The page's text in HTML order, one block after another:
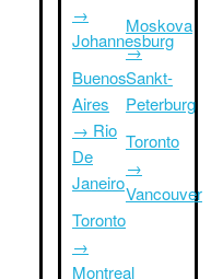
→
Johannesburg
Buenos
Aires
→ Rio
De
Janeiro
Toronto
→
Montreal
Moskova
→
Sankt-
Peterburg
Toronto
→
Vancouver